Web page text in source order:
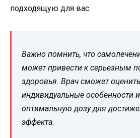
подходящую для вас.
Важно помнить, что
может привести к серьезным
здоровья. Врач сможет
индивидуальные особенности
оптимальную дозу для
эффекта.